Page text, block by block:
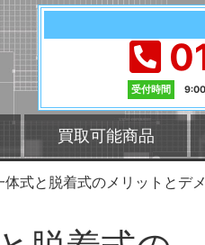
受付時間
買取可能商品
式と脱着式のメリットとデ